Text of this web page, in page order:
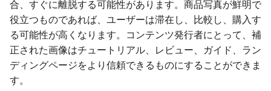
合、すぐに離脱する可能性があります。商品写真が鮮明で
役立つものであれば、ユーザーは滞在し、比較し、購入す
る可能性が高くなります。コンテンツ発行者にとって、補
正された画像はチュートリアル、レビュー、ガイド、ラン
ディングページをより信頼できるものにすることができま
す。